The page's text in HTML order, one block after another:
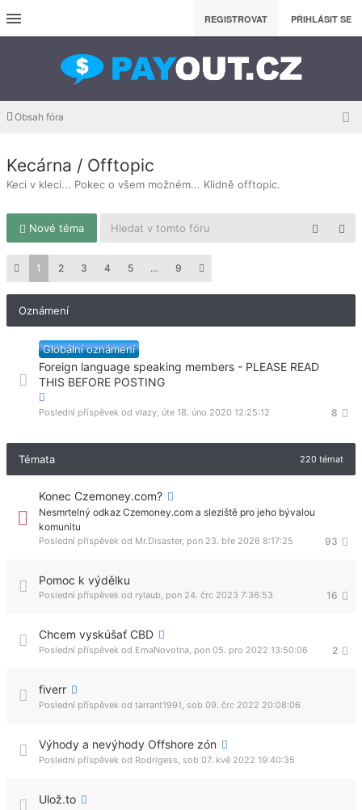
REGISTROVAT PŘIHLÁSIT SE
Obsah fóra
Kecárna / Offtopic
Keci v kleci... Pokec o všem možném... Klidně offtopic.
Nové téma
1 2 3 4 5 … 9
Oznámení
Globální oznámení
Foreign language speaking members - PLEASE READ
THIS BEFORE POSTING
8
Poslední příspěvek od vlazy, úte 18. úno 2020 12:25:12
Témata 220 témat
Konec Czemoney.com?
Nesmrtelný odkaz Czemoney.com a sleziště pro jeho bývalou
komunitu
93
Poslední příspěvek od Mr.Disaster, pon 23. bře 2026 8:17:25
Pomoc k výdělku
16
Poslední příspěvek od rylaub, pon 24. črc 2023 7:36:53
Chcem vyskúšať CBD
2
Poslední příspěvek od EmaNovotna, pon 05. pro 2022 13:50:06
fiverr
Poslední příspěvek od tarrant1991, sob 09. črc 2022 20:08:06
Výhody a nevýhody Offshore zón
Poslední příspěvek od Rodrigess, sob 07. kvě 2022 19:40:35
Ulož.to